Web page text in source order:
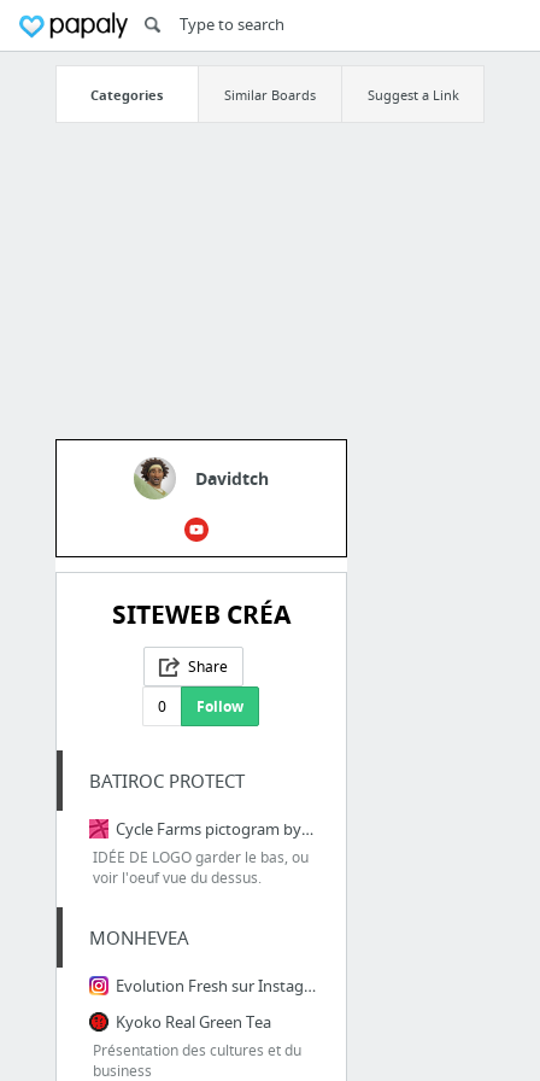
Categories Similar Boards Suggest a Link
Davidtch
SITEWEB CRÉA
Share
0
Follow
BATIROC PROTECT
Cycle Farms pictogram by Matthieu Dufour
IDÉE DE LOGO garder le bas, ou
voir l'oeuf vue du dessus.
MONHEVEA
Evolution Fresh sur Instagram : Made with Peruvian ginger for a softer, sweeter hint of...
Kyoko Real Green Tea
Présentation des cultures et du
business